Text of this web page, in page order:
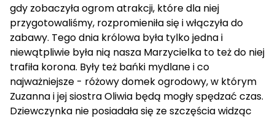
gdy zobaczyła ogrom atrakcji, które dla niej
przygotowaliśmy, rozpromieniła się i włączyła do
zabawy. Tego dnia królowa była tylko jedna i
niewątpliwie była nią nasza Marzycielka to też do niej
trafiła korona. Były też bańki mydlane i co
najważniejsze - różowy domek ogrodowy, w którym
Zuzanna i jej siostra Oliwia będą mogły spędzać czas.
Dziewczynka nie posiadała się ze szczęścia widząc